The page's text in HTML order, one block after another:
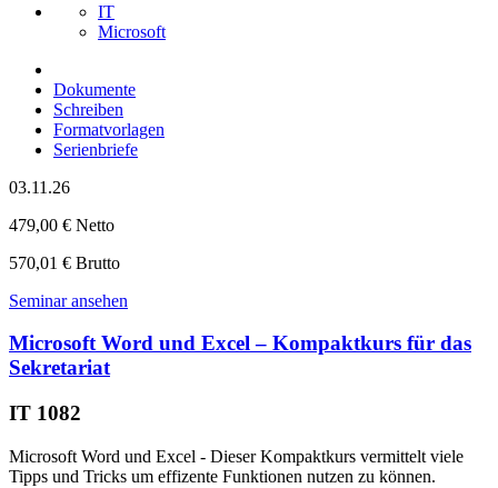
IT
Microsoft
Dokumente
Schreiben
Formatvorlagen
Serienbriefe
03.11.26
479,00 € Netto
570,01 € Brutto
Seminar ansehen
Microsoft Word und Excel – Kompaktkurs für das
Sekretariat
IT 1082
Microsoft Word und Excel - Dieser Kompaktkurs vermittelt viele
Tipps und Tricks um effizente Funktionen nutzen zu können.